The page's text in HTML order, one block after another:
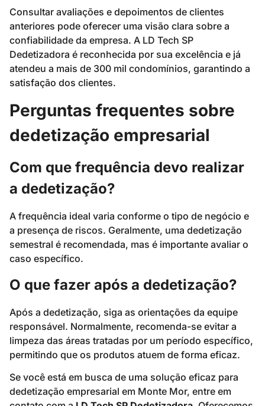
Consultar avaliações e depoimentos de clientes
anteriores pode oferecer uma visão clara sobre a
confiabilidade da empresa. A LD Tech SP
Dedetizadora é reconhecida por sua excelência e já
atendeu a mais de 300 mil condomínios, garantindo a
satisfação dos clientes.
Perguntas frequentes sobre
dedetização empresarial
Com que frequência devo realizar
a dedetização?
A frequência ideal varia conforme o tipo de negócio e
a presença de riscos. Geralmente, uma dedetização
semestral é recomendada, mas é importante avaliar o
caso específico.
O que fazer após a dedetização?
Após a dedetização, siga as orientações da equipe
responsável. Normalmente, recomenda-se evitar a
limpeza das áreas tratadas por um período específico,
permitindo que os produtos atuem de forma eficaz.
Se você está em busca de uma solução eficaz para
dedetização empresarial em Monte Mor, entre em